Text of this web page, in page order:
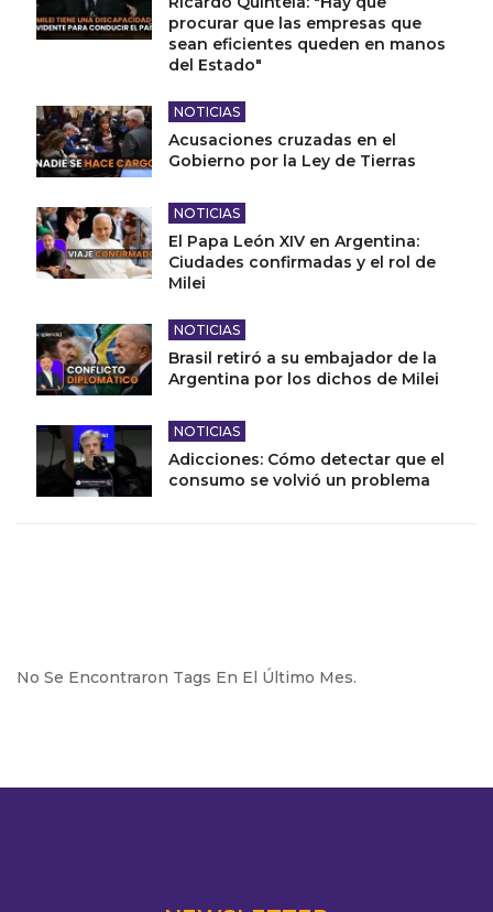
procurar que las empresas que
sean eficientes queden en manos
del Estado"
NOTICIAS
Acusaciones cruzadas en el
Gobierno por la Ley de Tierras
NOTICIAS
El Papa León XIV en Argentina:
Ciudades confirmadas y el rol de
Milei
NOTICIAS
Brasil retiró a su embajador de la
Argentina por los dichos de Milei
NOTICIAS
Adicciones: Cómo detectar que el
consumo se volvió un problema
No Se Encontraron Tags En El Último Mes.